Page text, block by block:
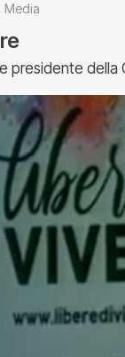
, Media
presidente della